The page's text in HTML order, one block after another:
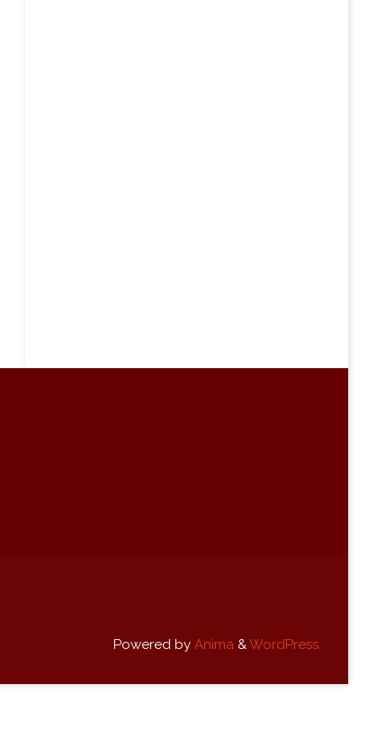
Powered by Anima &WordPress.